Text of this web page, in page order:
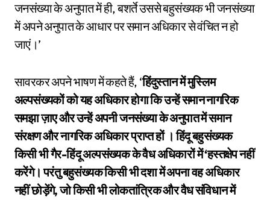
जनसंख्या के अनुपात में ही, बशर्ते उससे बहुसंख्यक भी जनसंख्या
में अपने अनुपात के आधार पर समान अधिकार से वंचित न हो
जाएं।’
सावरकर अपने भाषण में कहते हैं, ‘हिंदुस्तान में मुस्लिम
अल्पसंख्यकों को यह अधिकार होगा कि उन्हें समान नागरिक
समझा ज़ाए और उन्हें अपनी जनसंख्या के अनुपात में समान
संरक्षण और नागरिक अधिकार प्राप्त हों । हिंदू बहुसंख्यक
किसी भी गैर-हिंदू अल्पसंख्यक के वैध अधिकारों में ‘हस्तक्षेप नहीं
करेंगे। परंतु बहुसंख्यक किसी भी दशा में अपना वह अधिकार
नहीं छोड़ेंगे, जो किसी भी लोकतांत्रिक और वैध संविधान में